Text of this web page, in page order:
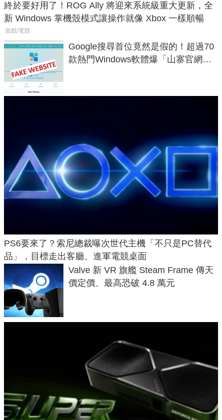
終於要好用了！ROG Ally 將迎來系統級重大更新，全
新 Windows 掌機殼模式讓操作就像 Xbox 一樣順暢
遊戲/電競
Google搜尋首位竟然是假的！超過70
款熱門Windows軟體爆「山寨官網」
PS6要來了？索尼總裁曝次世代主機「不只是PC替代
品」，目標走出客廳、進軍電競桌面
Valve 新 VR 旗艦 Steam Frame 傳天
價定價、最高恐破 4.8 萬元